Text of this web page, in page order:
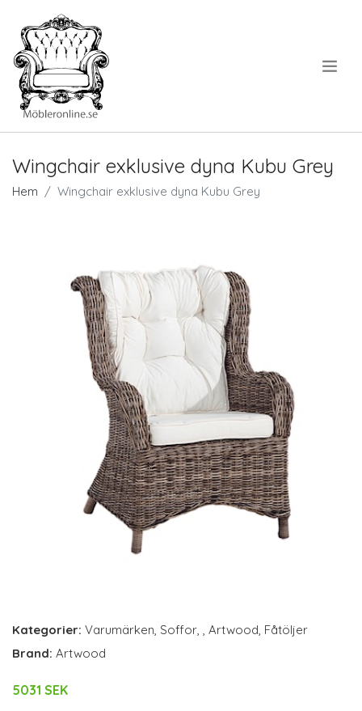
Wingchair exklusive dyna Kubu Grey
Hem Wingchair exklusive dyna Kubu Grey
Kategorier: Varumärken Soffor Artwood Fåtöljer
Brand: Artwood
5031 SEK